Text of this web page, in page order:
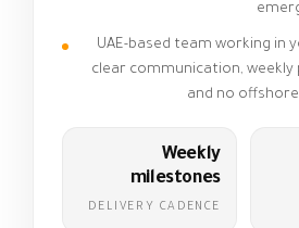
UAE-based team working in
clear communication,
and no
Weekly
milestones
DELIVERY CADENCE